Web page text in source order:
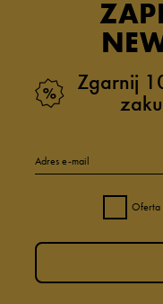
Zgarnij
Adres e-mail
Oferta